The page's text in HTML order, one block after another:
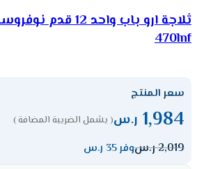
470lnf
سعر المنتج
1,984 ر.س( يشمل الضريبة المضافة )
2,019ر.سوفر 35 ر.س